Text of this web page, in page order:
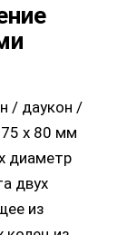
/ даукон /
х 80 мм
диаметр
двух
из